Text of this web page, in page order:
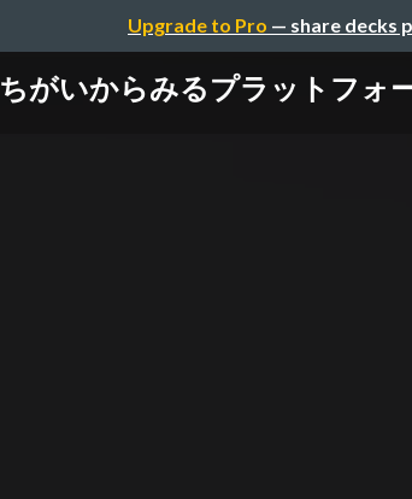
Upgrade to Pro — share decks
ちがいからみるプラットフォ